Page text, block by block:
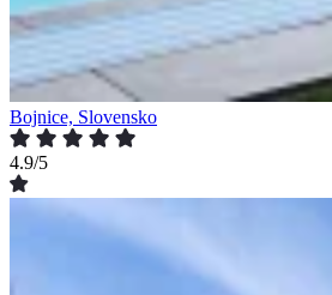
Bojnice, Slovensko
4.9/5